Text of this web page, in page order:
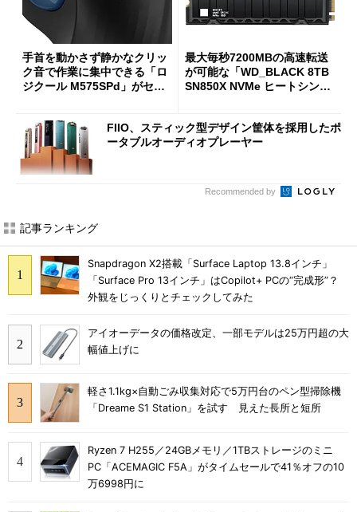
手首を動かさず静かなクリッ
ク音で作業に集中できる「ロ
ジクール M575SPd」がセー
最大毎秒7200MBの高速転送
が可能な「WD_BLACK 8TB
SN850X NVMe ヒートシンク
FIIO、スティック型デザイン筐体を採用したポ
ータブルオーディオプレーヤー
Recommended by
記事ランキング
Snapdragon X2搭載「Surface Laptop 13.8インチ」
「Surface Pro 13インチ」はCopilot+ PCの“完成形”？
外観をじっくりとチェックしてみた
アイオーデータの価格改定、一部モデルは25万円超の大
幅値上げに
軽さ1.1kg×自動ごみ収集対応で5万円台のペン型掃除機
「Dreame S1 Station」を試す 見えた長所と短所
Ryzen 7 H255／24GBメモリ／1TBストレージのミニ
PC「ACEMAGIC F5A」がタイムセールで41％オフの10
万6998円に